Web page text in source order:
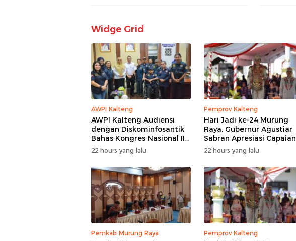
Widge Grid
AWPI Kalteng
AWPI Kalteng Audiensi
dengan Diskominfosantik
Bahas Kongres Nasional II
AWPI
22 hours yang lalu
Pemprov Kalteng
Hari Jadi ke-24 Murung
Raya, Gubernur Agustiar
Sabran Apresiasi Capaian
Pembangunan
22 hours yang lalu
Pemkab Murung Raya Pemprov Kalteng